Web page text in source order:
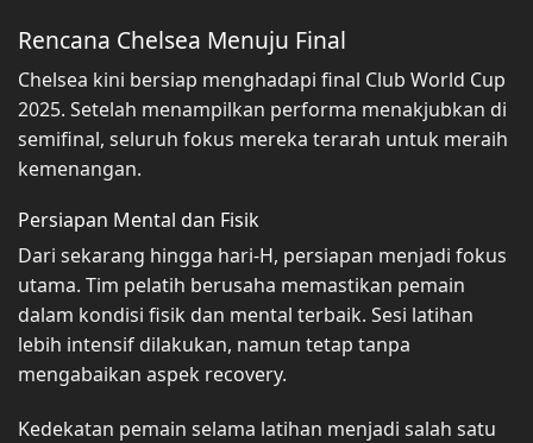
Rencana Chelsea Menuju Final
Chelsea kini bersiap menghadapi final Club World Cup
2025. Setelah menampilkan performa menakjubkan di
semifinal, seluruh fokus mereka terarah untuk meraih
kemenangan.
Persiapan Mental dan Fisik
Dari sekarang hingga hari-H, persiapan menjadi fokus
utama. Tim pelatih berusaha memastikan pemain
dalam kondisi fisik dan mental terbaik. Sesi latihan
lebih intensif dilakukan, namun tetap tanpa
mengabaikan aspek recovery.
Kedekatan pemain selama latihan menjadi salah satu